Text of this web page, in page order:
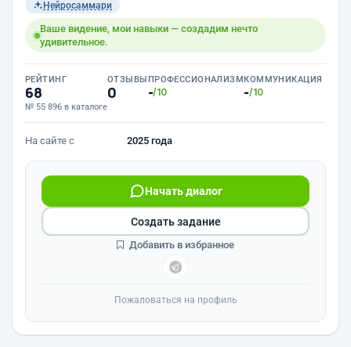
Нейросаммари
Ваше видение, мои навыки — создадим нечто
удивительное.
РЕЙТИНГ
68
№ 55 896 в каталоге
ОТЗЫВЫ
0
ПРОФЕССИОНАЛИЗМ
-/10
КОММУНИКАЦИЯ
-/10
На сайте с 2025 года
Начать диалог
Создать задание
Добавить в избранное
Пожаловаться на профиль